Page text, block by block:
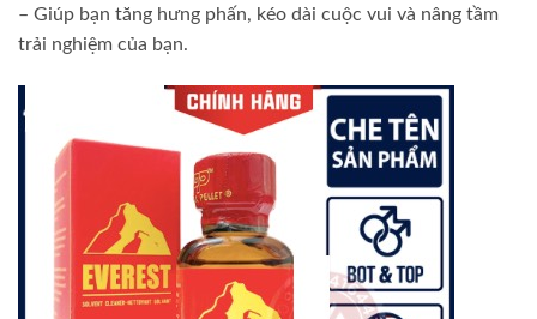
– Giúp bạn tăng hưng phấn, kéo dài cuộc vui và nâng tầm
trải nghiệm của bạn.